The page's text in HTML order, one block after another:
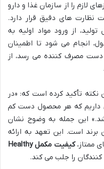
لازم را از سازمان غذا و دارو
نظارت های دقیق قرار دارد.
از ورود مواد اولیه به
انجام می شود تا اطمینان
مصرف کننده می رسد، از
نکته تأکید کرده است که: «در
داریم که هر محصول دست کم
این جمله به وضوح نشان
برند است. این تعهد به ارائه
ممتاز،
کیفیت مکمل Healthy
را جلب می کند.